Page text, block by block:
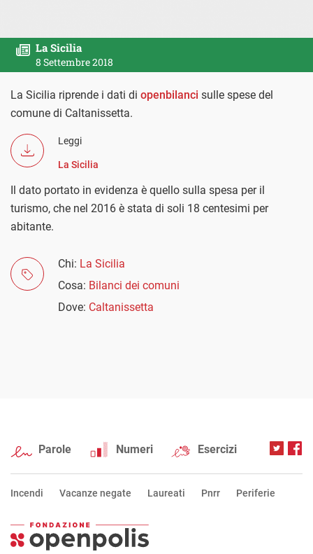
La Sicilia
8 Settembre 2018
La Sicilia riprende i dati di openbilanci sulle spese del
comune di Caltanissetta.
Leggi
La Sicilia
Il dato portato in evidenza è quello sulla spesa per il
turismo, che nel 2016 è stata di soli 18 centesimi per
abitante.
Chi: La Sicilia
Cosa: Bilanci dei comuni
Dove: Caltanissetta
Parole Numeri Esercizi
Incendi Vacanze negate Laureati Pnrr Periferie